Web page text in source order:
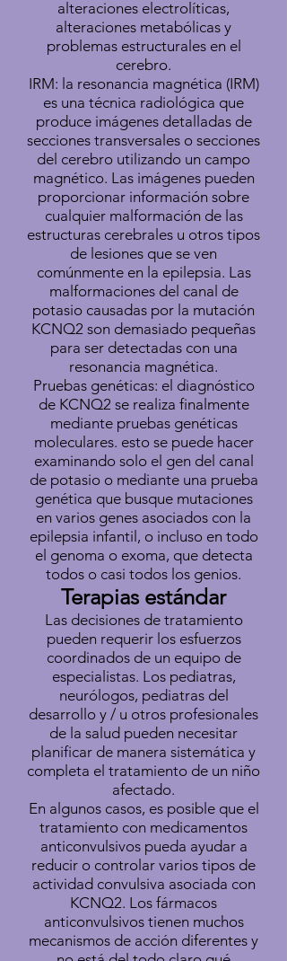
alteraciones electrolíticas,
alteraciones metabólicas y
problemas estructurales en el
cerebro.
IRM: la resonancia magnética (IRM)
es una técnica radiológica que
produce imágenes detalladas de
secciones transversales o secciones
del cerebro utilizando un campo
magnético. Las imágenes pueden
proporcionar información sobre
cualquier malformación de las
estructuras cerebrales u otros tipos
de lesiones que se ven
comúnmente en la epilepsia. Las
malformaciones del canal de
potasio causadas por la mutación
KCNQ2 son demasiado pequeñas
para ser detectadas con una
resonancia magnética.
Pruebas genéticas: el diagnóstico
de KCNQ2 se realiza finalmente
mediante pruebas genéticas
moleculares. esto se puede hacer
examinando solo el gen del canal
de potasio o mediante una prueba
genética que busque mutaciones
en varios genes asociados con la
epilepsia infantil, o incluso en todo
el genoma o exoma, que detecta
todos o casi todos los genios.
Terapias estándar
Las decisiones de tratamiento
pueden requerir los esfuerzos
coordinados de un equipo de
especialistas. Los pediatras,
neurólogos, pediatras del
desarrollo y / u otros profesionales
de la salud pueden necesitar
planificar de manera sistemática y
completa el tratamiento de un niño
afectado.
En algunos casos, es posible que el
tratamiento con medicamentos
anticonvulsivos pueda ayudar a
reducir o controlar varios tipos de
actividad convulsiva asociada con
KCNQ2. Los fármacos
anticonvulsivos tienen muchos
mecanismos de acción diferentes y